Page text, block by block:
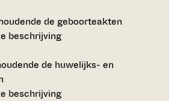
de geboorteakten
beschrijving
de huwelijks- en
beschrijving